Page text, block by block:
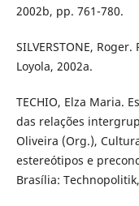
2002b, pp. 761-780.
SILVERSTONE,
Loyola, 2002a.
TECHIO, Elza Maria.
das relações
Oliveira (Org.),
estereótipos e
Brasília: